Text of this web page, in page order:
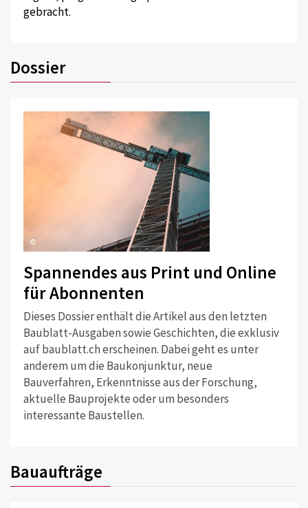
gebracht.
Dossier
©
Spannendes aus Print und Online
für Abonnenten
Dieses Dossier enthält die Artikel aus den letzten
Baublatt-Ausgaben sowie Geschichten, die exklusiv
auf baublatt.ch erscheinen. Dabei geht es unter
anderem um die Baukonjunktur, neue
Bauverfahren, Erkenntnisse aus der Forschung,
aktuelle Bauprojekte oder um besonders
interessante Baustellen.
Bauaufträge